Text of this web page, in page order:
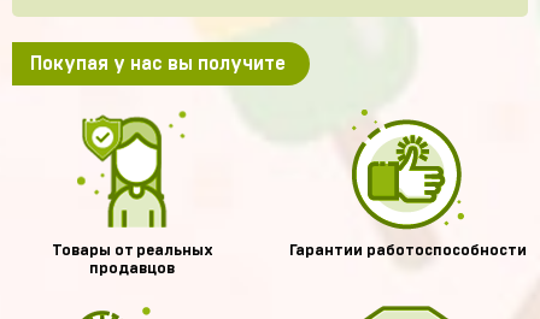
Покупая у нас вы получите
Товары от реальных
продавцов
Гарантии работоспособности